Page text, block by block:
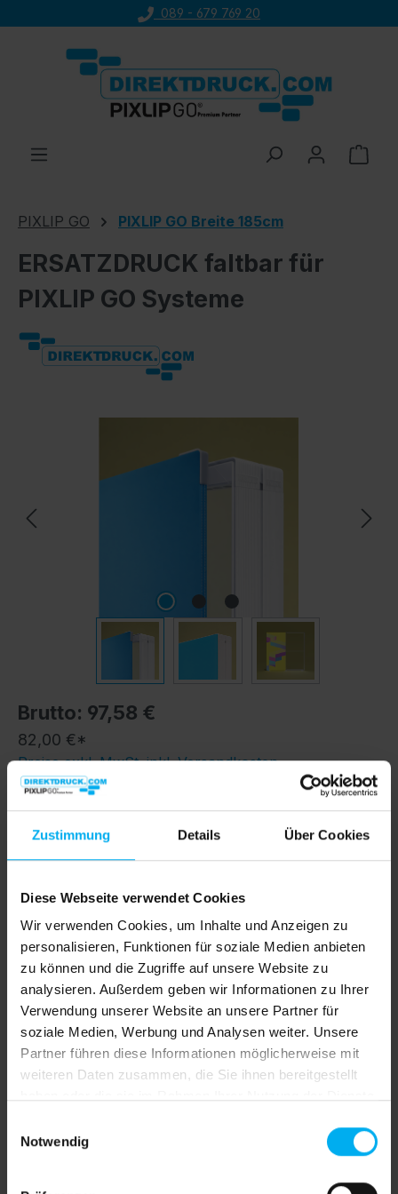
Zustimmung Details Über Cookies
Diese Webseite verwendet Cookies
Wir verwenden Cookies, um Inhalte und Anzeigen zu
personalisieren, Funktionen für soziale Medien anbieten
zu können und die Zugriffe auf unsere Website zu
analysieren. Außerdem geben wir Informationen zu Ihrer
Verwendung unserer Website an unsere Partner für
soziale Medien, Werbung und Analysen weiter. Unsere
Partner führen diese Informationen möglicherweise mit
weiteren Daten zusammen, die Sie ihnen bereitgestellt
Notwendig
Zum Hauptinhalt springen089 - 679 769 20
PIXLIP GO PIXLIP GO Breite 185cm
ERSATZDRUCK faltbar für
PIXLIP GO Systeme
Brutto: 97,58 €
82,00 €*
Preise exkl. MwSt. inkl. Versandkosten
Versandkostenfrei
Sofort verfügbar, Lieferzeit: 4 Werktage inkl.
Drucke
Jetzt bestellen und bis Mittwoch, 12. August Ihre
Deutschland 4 Werktage, EU Länder plus 1-2
Werktage, Schweiz plus 2-3 Werktage
Formatauswählen
85cm x 200cm
85cm x 225cm
85cm x 250cm
100cm x 100cm
100cm x 150cm
100cm x 200cm
185cm x 200cm